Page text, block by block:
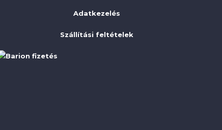
Adatkezelés
Szállítási feltételek